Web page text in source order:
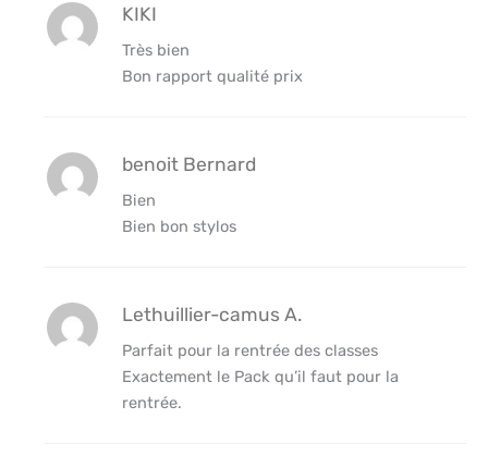
KIKI
Très bien
Bon rapport qualité prix
benoit Bernard
Bien
Bien bon stylos
Lethuillier-camus A.
Parfait pour la rentrée des classes
Exactement le Pack qu’il faut pour la
rentrée.